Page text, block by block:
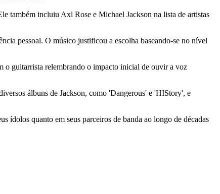
também incluiu Axl Rose e Michael Jackson na lista de artistas
pessoal. O músico justificou a escolha baseando-se no nível
o guitarrista relembrando o impacto inicial de ouvir a voz
álbuns de Jackson, como 'Dangerous' e 'HIStory', e
ídolos quanto em seus parceiros de banda ao longo de décadas